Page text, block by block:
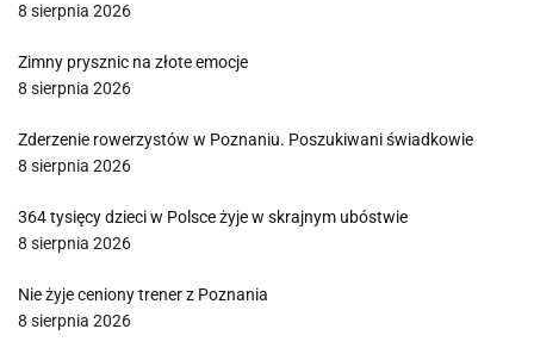
8 sierpnia 2026
Zimny prysznic na złote emocje
8 sierpnia 2026
Zderzenie rowerzystów w Poznaniu. Poszukiwani świadkowie
8 sierpnia 2026
364 tysięcy dzieci w Polsce żyje w skrajnym ubóstwie
8 sierpnia 2026
Nie żyje ceniony trener z Poznania
8 sierpnia 2026